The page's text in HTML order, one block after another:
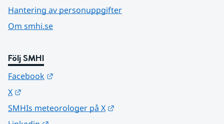
Hantering av personuppgifter
Om smhi.se
Följ SMHI
Facebook
X
SMHIs meteorologer på X